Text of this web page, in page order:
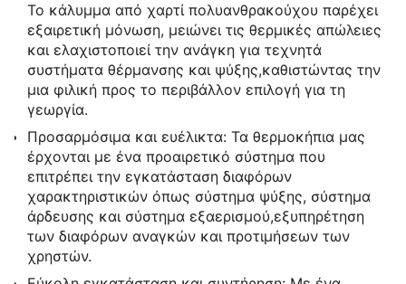
Το κάλυμμα από χαρτί πολυανθρακούχου παρέχει
εξαιρετική μόνωση, μειώνει τις θερμικές απώλειες
και ελαχιστοποιεί την ανάγκη για τεχνητά
συστήματα θέρμανσης και ψύξης,καθιστώντας την
μια φιλική προς το περιβάλλον επιλογή για τη
γεωργία.
Προσαρμόσιμα και ευέλικτα: Τα θερμοκήπια μας
έρχονται με ένα προαιρετικό σύστημα που
επιτρέπει την εγκατάσταση διαφόρων
χαρακτηριστικών όπως σύστημα ψύξης, σύστημα
άρδευσης και σύστημα εξαερισμού,εξυπηρέτηση
των διαφόρων αναγκών και προτιμήσεων των
χρηστών.